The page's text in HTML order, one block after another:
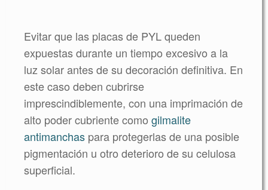
Evitar que las placas de PYL queden
expuestas durante un tiempo excesivo a la
luz solar antes de su decoración definitiva. En
este caso deben cubrirse
imprescindiblemente, con una imprimación de
alto poder cubriente como gilmalite
antimanchas para protegerlas de una posible
pigmentación u otro deterioro de su celulosa
superficial.